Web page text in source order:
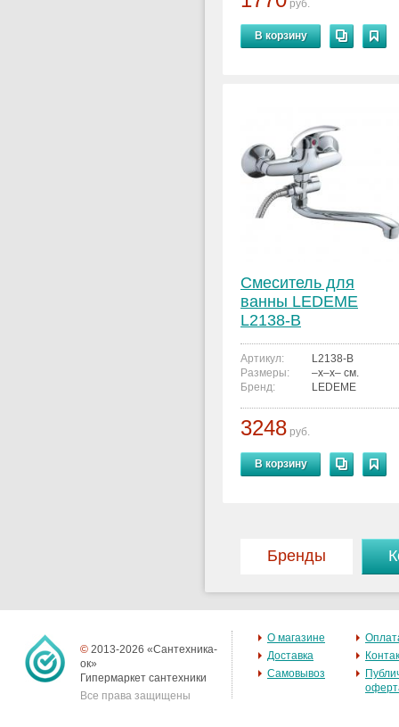
руб.
В корзину
Смеситель для
ванны LEDEME
L2138-B
Артикул:
L2138-B
Размеры:
–x–x– см.
Бренд:
LEDEME
3248 руб.
В корзину
Бренды
© 2013-2026 «Сантехника-
ок»
Гипермаркет сантехники
Все права защищены
О магазине
Доставка
Самовывоз